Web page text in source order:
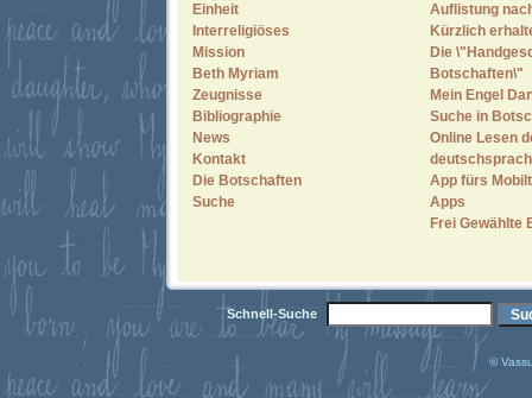
Einheit
Interreligiöses
Mission
Beth Myriam
Zeugnisse
Bibliographie
News
Kontakt
Die Botschaften
Suche
Auflistung
Kürzlich
Die
Botschaften\"
Mein Engel
Suche in
Online Lesen
App fürs
Apps
Frei Gewählte
Schnell-Suche
©